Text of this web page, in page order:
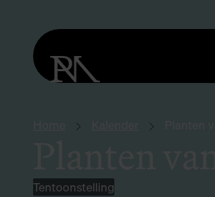
Tentoonstelling